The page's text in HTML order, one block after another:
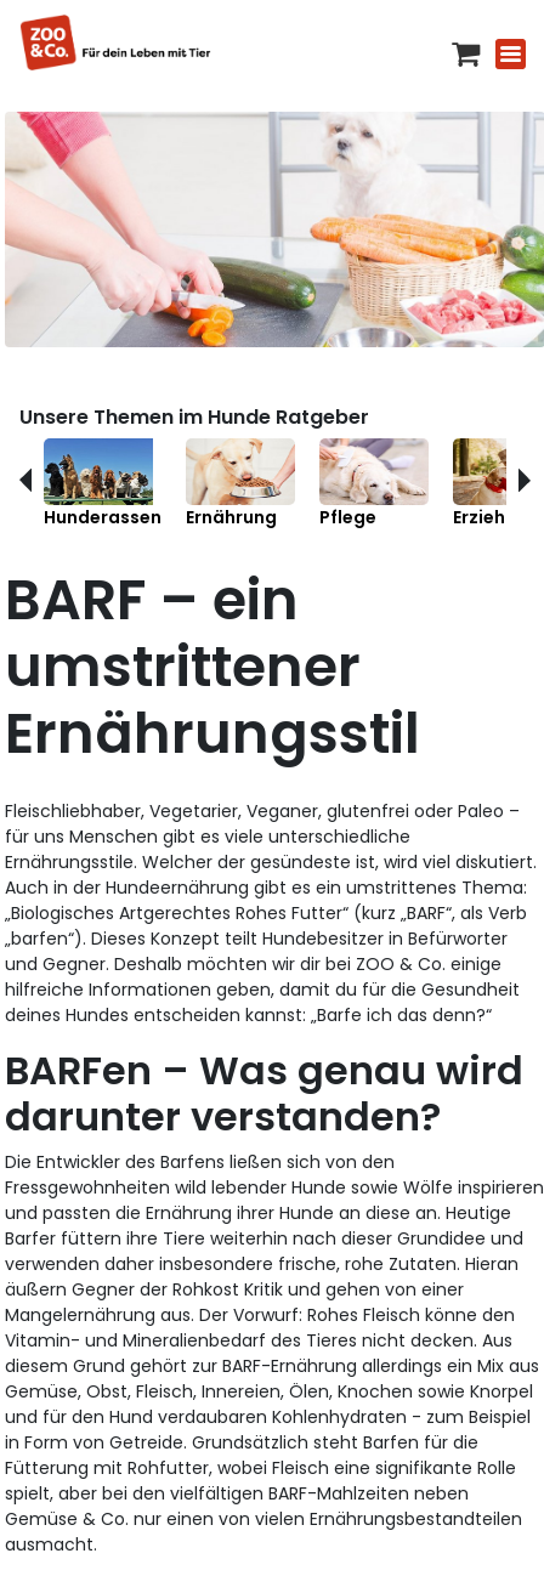
Unsere Themen im Hunde Ratgeber
Hunderassen Ernährung Pflege Erziehung
BARF – ein
umstrittener
Ernährungsstil
Fleischliebhaber, Vegetarier, Veganer, glutenfrei oder Paleo –
für uns Menschen gibt es viele unterschiedliche
Ernährungsstile. Welcher der gesündeste ist, wird viel diskutiert.
Auch in der Hundeernährung gibt es ein umstrittenes Thema:
„Biologisches Artgerechtes Rohes Futter“ (kurz „BARF“, als Verb
„barfen“). Dieses Konzept teilt Hundebesitzer in Befürworter
und Gegner. Deshalb möchten wir dir bei ZOO & Co. einige
hilfreiche Informationen geben, damit du für die Gesundheit
deines Hundes entscheiden kannst: „Barfe ich das denn?“
BARFen – Was genau wird
darunter verstanden?
Die Entwickler des Barfens ließen sich von den
Fressgewohnheiten wild lebender Hunde sowie Wölfe inspirieren
und passten die Ernährung ihrer Hunde an diese an. Heutige
Barfer füttern ihre Tiere weiterhin nach dieser Grundidee und
verwenden daher insbesondere frische, rohe Zutaten. Hieran
äußern Gegner der Rohkost Kritik und gehen von einer
Mangelernährung aus. Der Vorwurf: Rohes Fleisch könne den
Vitamin- und Mineralienbedarf des Tieres nicht decken. Aus
diesem Grund gehört zur BARF-Ernährung allerdings ein Mix aus
Gemüse, Obst, Fleisch, Innereien, Ölen, Knochen sowie Knorpel
und für den Hund verdaubaren Kohlenhydraten - zum Beispiel
in Form von Getreide. Grundsätzlich steht Barfen für die
Fütterung mit Rohfutter, wobei Fleisch eine signifikante Rolle
spielt, aber bei den vielfältigen BARF-Mahlzeiten neben
Gemüse & Co. nur einen von vielen Ernährungsbestandteilen
ausmacht.